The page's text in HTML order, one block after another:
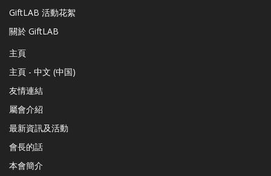
GiftLAB 活動花絮
關於 GiftLAB
主頁
主頁 - 中文 (中国)
友情連結
屬會介紹
最新資訊及活動
會長的話
本會簡介